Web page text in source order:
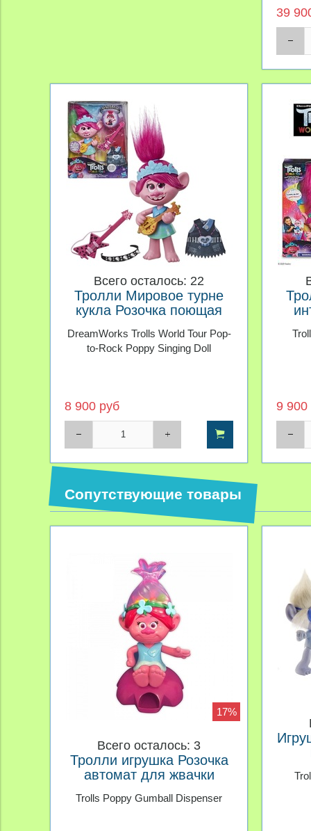
39
Всего осталось: 22
Тролли Мировое турне
кукла Розочка поющая
DreamWorks Trolls World Tour Pop-
to-Rock Poppy Singing Doll
8 900 руб 9 900
Сопутствующие товары
17%
Всего осталось: 3
Тролли игрушка Розочка
автомат для жвачки
Trolls Poppy Gumball Dispenser